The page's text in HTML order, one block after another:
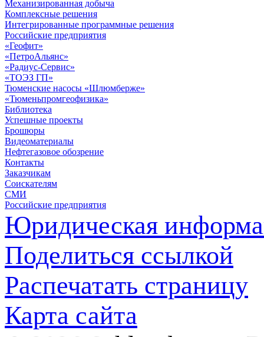
Механизированная добыча
Комплексные решения
Интегрированные программные решения
Российские предприятия
«Геофит»
«ПетроАльянс»
«Радиус-Сервис»
«ТОЭЗ ГП»
Тюменские насосы «Шлюмберже»
«Тюменьпромгеофизика»
Библиотека
Успешные проекты
Брошюры
Видеоматериалы
Нефтегазовое обозрение
Контакты
Заказчикам
Соискателям
СМИ
Российские предприятия
Юридическая
Поделиться ссылкой
Распечатать страницу
Карта сайта